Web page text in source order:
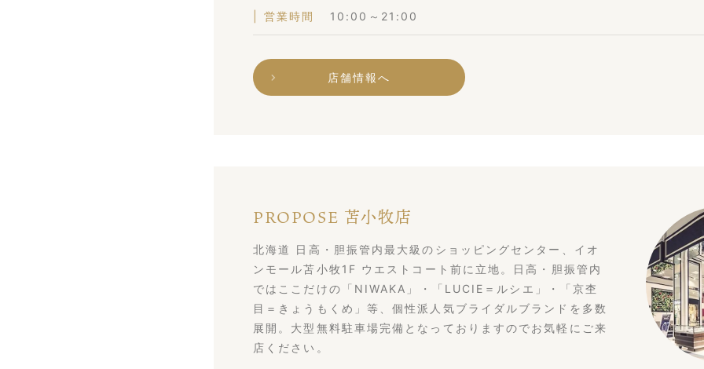
営業時間 10:00～21:00
店舗情報へ
PROPOSE 苫小牧店
北海道 日高・胆振管内最大級のショッピングセンター、イオ
ンモール苫小牧1F ウエストコート前に立地。日高・胆振管内
ではここだけの「NIWAKA」・「LUCIE＝ルシエ」・「京杢
目＝きょうもくめ」等、個性派人気ブライダルブランドを多数
展開。大型無料駐車場完備となっておりますのでお気軽にご来
店ください。